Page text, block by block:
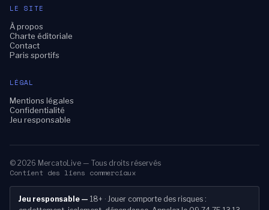
LE SITE
À propos
Charte éditoriale
Contact
Paris sportifs
LÉGAL
Mentions légales
Confidentialité
Jeu responsable
© 2026 MercatoLive — Tous droits réservés
Contient des liens commerciaux
Jeu responsable — 18+ · Jouer comporte des risques :